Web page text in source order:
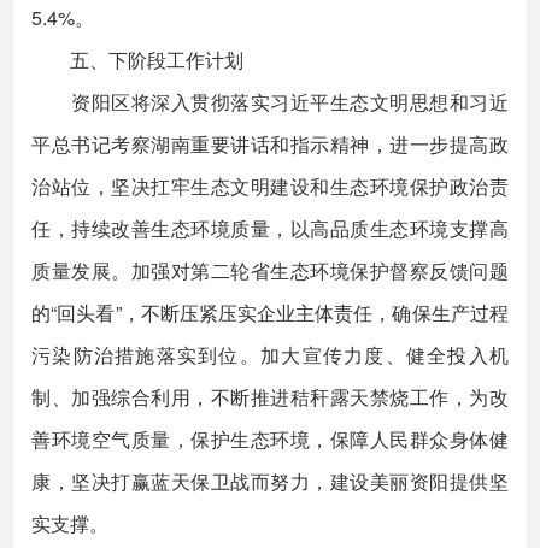
5.4%。
五、下阶段工作计划
资阳区将深入贯彻落实习近平生态文明思想和习近
平总书记考察湖南重要讲话和指示精神，进一步提高政
治站位，坚决扛牢生态文明建设和生态环境保护政治责
任，持续改善生态环境质量，以高品质生态环境支撑高
质量发展。加强对第二轮省生态环境保护督察反馈问题
的“回头看”，不断压紧压实企业主体责任，确保生产过程
污染防治措施落实到位。加大宣传力度、健全投入机
制、加强综合利用，不断推进秸秆露天禁烧工作，为改
善环境空气质量，保护生态环境，保障人民群众身体健
康，坚决打赢蓝天保卫战而努力，建设美丽资阳提供坚
实支撑。